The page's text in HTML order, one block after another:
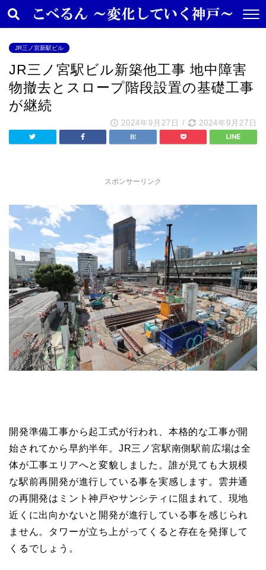
JR三ノ宮新駅ビル
JR三ノ宮駅ビル新築他工事 地中障害
物撤去とスロープ階段設置の基礎工事
が継続
2024年9月27日 / 2024年9月27日
スポンサーリンク
開発準備工事から起工式が行われ、本格的な工事が開
始されてから早約半年。JR三ノ宮駅南側駅前広場は全
体が工事エリアへと変貌しました。誰が見ても大規模
な駅前再開発が進行している事を実感します。雲井通
の再開発はミント神戸やサンシティに阻まれて、現地
近くに出向かないと開発が進行している事を感じられ
ません。タワーが立ち上がってくると存在を発揮して
くるでしょう。